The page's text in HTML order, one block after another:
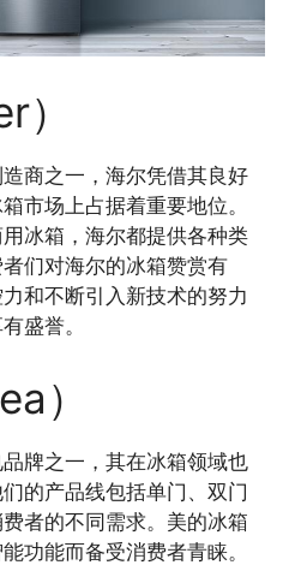
商之一，海尔凭借其良好
市场上占据着重要地位。
冰箱，海尔都提供各种类
们对海尔的冰箱赞赏有
和不断引入新技术的努力
盛誉。
）
牌之一，其在冰箱领域也
的产品线包括单门、双门
者的不同需求。美的冰箱
功能而备受消费者青睐。